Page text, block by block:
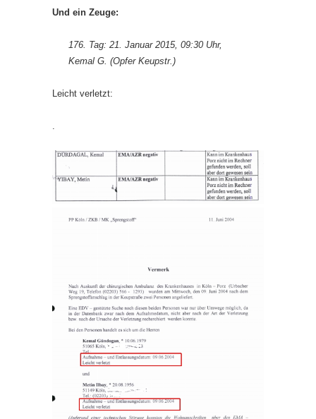
Und ein Zeuge:
176. Tag: 21. Januar 2015, 09:30 Uhr,
Kemal G. (Opfer Keupstr.)
Leicht verletzt: